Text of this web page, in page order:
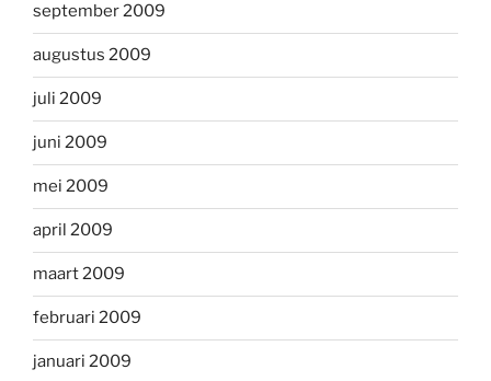
september 2009
augustus 2009
juli 2009
juni 2009
mei 2009
april 2009
maart 2009
februari 2009
januari 2009